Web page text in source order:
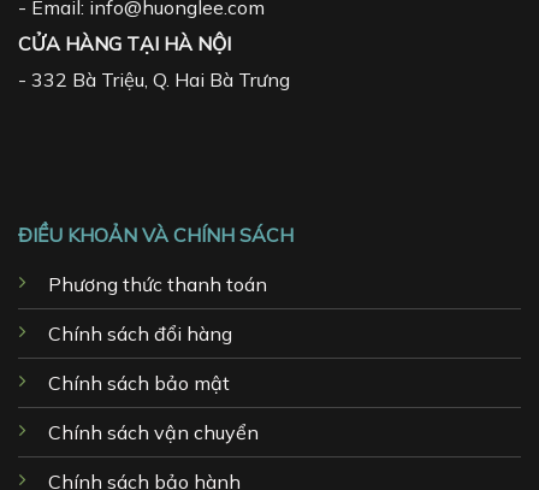
- Email: info@huonglee.com
CỬA HÀNG TẠI HÀ NỘI
- 332 Bà Triệu, Q. Hai Bà Trưng
ĐIỀU KHOẢN VÀ CHÍNH SÁCH
Phương thức thanh toán
Chính sách đổi hàng
Chính sách bảo mật
Chính sách vận chuyển
Chính sách bảo hành